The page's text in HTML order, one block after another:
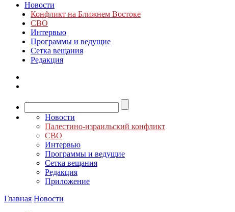
Новости
Конфликт на Ближнем Востоке
СВО
Интервью
Программы и ведущие
Сетка вещания
Редакция
Новости
Палестино-израильский конфликт
СВО
Интервью
Программы и ведущие
Сетка вещания
Редакция
Приложение
Главная Новости